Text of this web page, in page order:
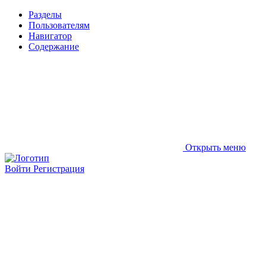
Разделы
Пользователям
Навигатор
Содержание
Открыть меню
Войти Регистрация